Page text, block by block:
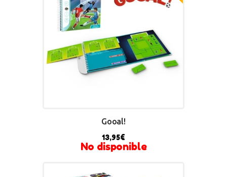
Gooal!
13,95€
No disponible